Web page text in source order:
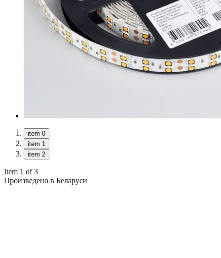
item 0
item 1
item 2
Item 1 of 3
Произведено в Беларуси